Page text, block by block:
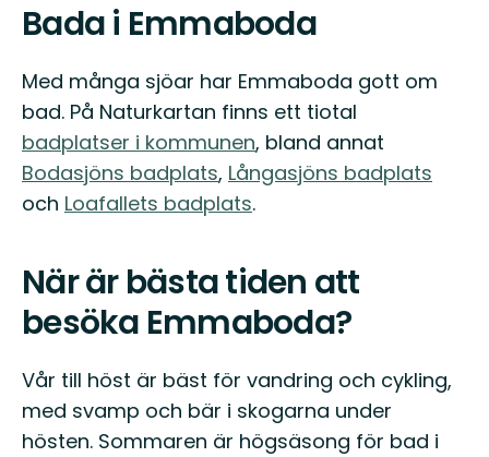
Bada i Emmaboda
Med många sjöar har Emmaboda gott om
bad. På Naturkartan finns ett tiotal
badplatser i kommunen, bland annat
Bodasjöns badplats, Långasjöns badplats
och Loafallets badplats.
När är bästa tiden att
besöka Emmaboda?
Vår till höst är bäst för vandring och cykling,
med svamp och bär i skogarna under
hösten. Sommaren är högsäsong för bad i